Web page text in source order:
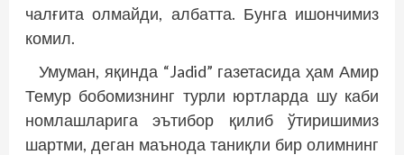
чалғита олмайди, албатта. Бунга ишончимиз
комил.
Умуман, яқинда “Jadid” газетасида ҳам Амир
Темур бобомизнинг турли юртларда шу каби
номлашларига эътибор қилиб ўтиришимиз
шартми, деган маънода таниқли бир олимнинг